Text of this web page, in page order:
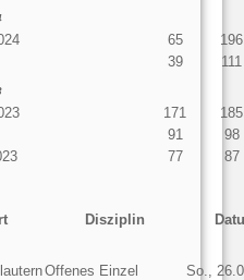
65
196
39 111
171
185
91
98
77 87
Disziplin
Offenes Einzel
So.,